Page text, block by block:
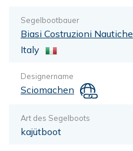
Segelbootbauer
Biasi Costruzioni Nautiche
Italy
Designername
Sciomachen
Art des Segelboots
kajütboot